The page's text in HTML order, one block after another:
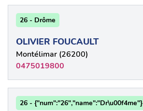
26 - Drôme
OLIVIER FOUCAULT
Montélimar (26200)
0475019800
26 - {"num":"26","name":"Dr\u00f4me"}